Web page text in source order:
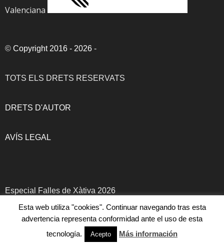
Valenciana
© Copyright 2016 - 2026 -
TOTS ELS DRETS RESERVATS
DRETS D'AUTOR
AVÍS LEGAL
Especial Falles de Xàtiva 2026
Esta web utiliza "cookies". Continuar navegando tras esta
advertencia representa conformidad ante el uso de esta
tecnología.
Acepto Más información